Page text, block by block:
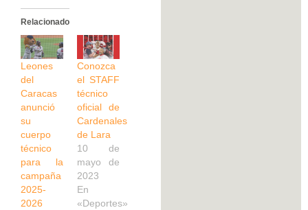
Relacionado
Leones
del
Caracas
anunció
su
cuerpo
técnico
para la
campaña
2025-
2026
Conozca
el STAFF
técnico
oficial de
Cardenales
de Lara
10 de
mayo de
2023
En
«Deportes»